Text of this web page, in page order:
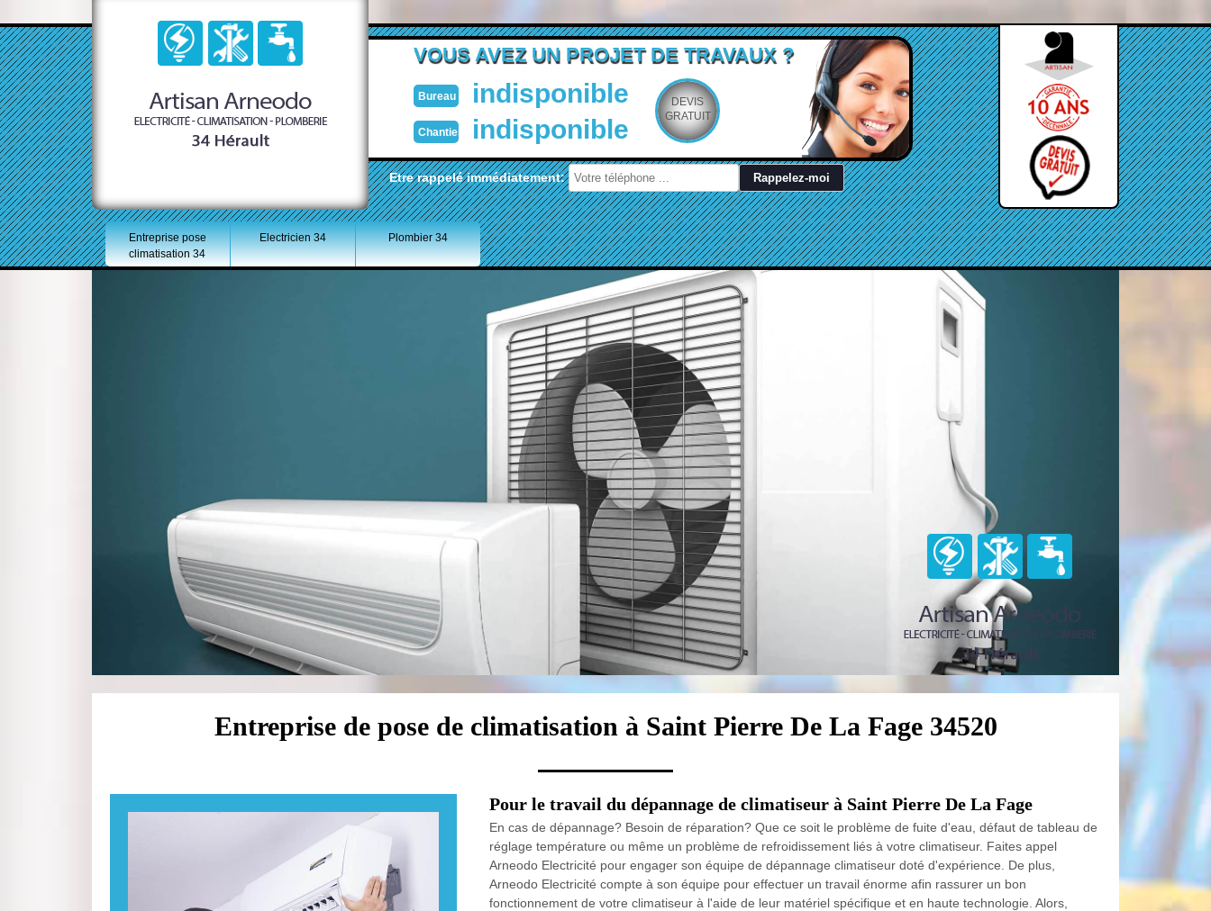
VOUS AVEZ UN PROJET DE TRAVAUX ?
Bureau indisponible
Chantier indisponible
DEVIS
GRATUIT
Etre rappelé immédiatement:
Entreprise pose
climatisation 34
Electricien 34 Plombier 34
Entreprise de pose de climatisation à Saint Pierre De La Fage 34520
Pour le travail du dépannage de climatiseur à Saint Pierre De La Fage
En cas de dépannage? Besoin de réparation? Que ce soit le problème de fuite d'eau, défaut de tableau de
réglage température ou même un problème de refroidissement liés à votre climatiseur. Faites appel
Arneodo Electricité pour engager son équipe de dépannage climatiseur doté d'expérience. De plus,
Arneodo Electricité compte à son équipe pour effectuer un travail énorme afin rassurer un bon
fonctionnement de votre climatiseur à l'aide de leur matériel spécifique et en haute technologie. Alors,